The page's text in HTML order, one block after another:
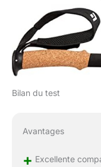
Bilan du test
Avantages
+ Excellente